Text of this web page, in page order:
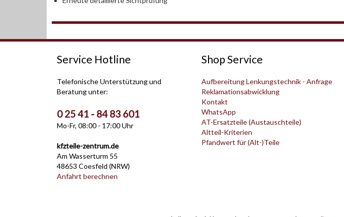
Service Hotline
Telefonische Unterstützung und
Beratung unter:
0 25 41 - 84 83 601
Mo-Fr, 08:00 - 17:00 Uhr
kfzteile-zentrum.de
Am Wasserturm 55
48653 Coesfeld (NRW)
Anfahrt berechnen
Shop Service
Aufbereitung Lenkungstechnik - Anfrage
Reklamationsabwicklung
Kontakt
WhatsApp
AT-Ersatzteile (Austauschteile)
Altteil-Kriterien
Pfandwert für (Alt-)Teile